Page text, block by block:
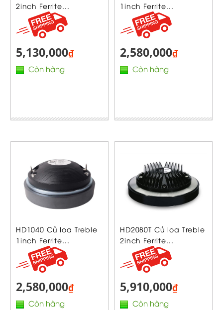
2inch Ferrite...
5,130,000₫
Còn hàng
1inch Ferrite...
2,580,000₫
Còn hàng
HD1040 Củ loa Treble
1inch Ferrite...
2,580,000₫
Còn hàng
HD2080T Củ loa Treble
2inch Ferrite...
5,910,000₫
Còn hàng